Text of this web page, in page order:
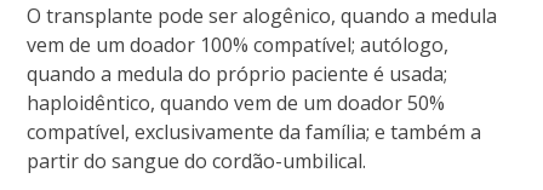
O transplante pode ser alogênico, quando a medula
vem de um doador 100% compatível; autólogo,
quando a medula do próprio paciente é usada;
haploidêntico, quando vem de um doador 50%
compatível, exclusivamente da família; e também a
partir do sangue do cordão-umbilical.